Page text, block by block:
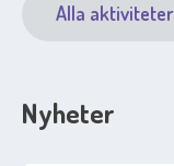
Alla aktiviteter
Nyheter